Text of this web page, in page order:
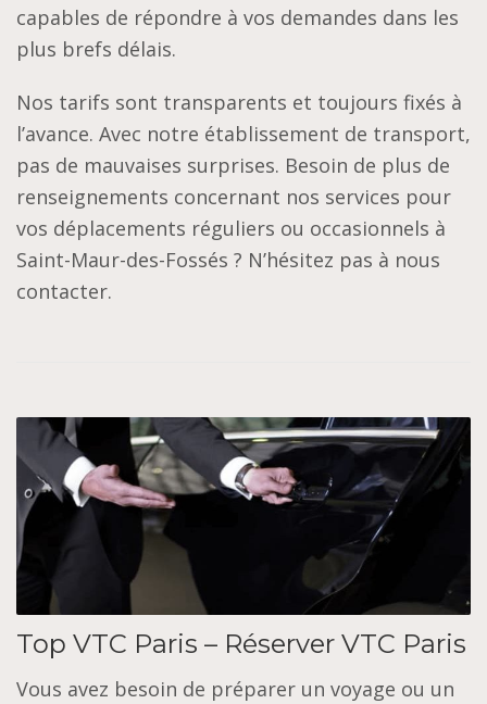
capables de répondre à vos demandes dans les
plus brefs délais.
Nos tarifs sont transparents et toujours fixés à
l’avance. Avec notre établissement de transport,
pas de mauvaises surprises. Besoin de plus de
renseignements concernant nos services pour
vos déplacements réguliers ou occasionnels à
Saint-Maur-des-Fossés ? N’hésitez pas à nous
contacter.
Top VTC Paris – Réserver VTC Paris
Vous avez besoin de préparer un voyage ou un